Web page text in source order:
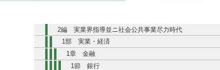
2編 実業界指導並ニ社会公共事業尽力時代
1部 実業・経済
1章 金融
1節 銀行